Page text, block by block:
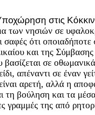
στις
των νησιών σε
σαφές ότι
και της
βασίζεται σε
απέναντι σε έναν
αρετή, αλλά η
τη βούληση και τα
γραμμές της από